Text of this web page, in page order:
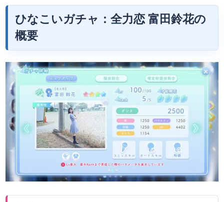
ひなこいガチャ：全力恋 富田鈴花の
概要